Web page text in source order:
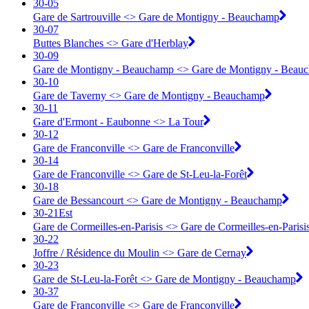
30-05
Gare de Sartrouville <> ︎Gare de Montigny - Beauchamp
30-07
Buttes Blanches <> ︎Gare d'Herblay
30-09
Gare de Montigny - Beauchamp <> ︎Gare de Montigny -
30-10
Gare de Taverny <> ︎Gare de Montigny - Beauchamp
30-11
Gare d'Ermont - Eaubonne <> ︎La Tour
30-12
Gare de Franconville <> ︎Gare de Franconville
30-14
Gare de Franconville <> ︎Gare de St-Leu-la-Forêt
30-18
Gare de Bessancourt <> ︎Gare de Montigny - Beauchamp
30-21Est
Gare de Cormeilles-en-Parisis <> ︎Gare de Cormeilles-en-
30-22
Joffre / Résidence du Moulin <> ︎Gare de Cernay
30-23
Gare de St-Leu-la-Forêt <> ︎Gare de Montigny - Beauchamp
30-37
Gare de Franconville <> ︎Gare de Franconville